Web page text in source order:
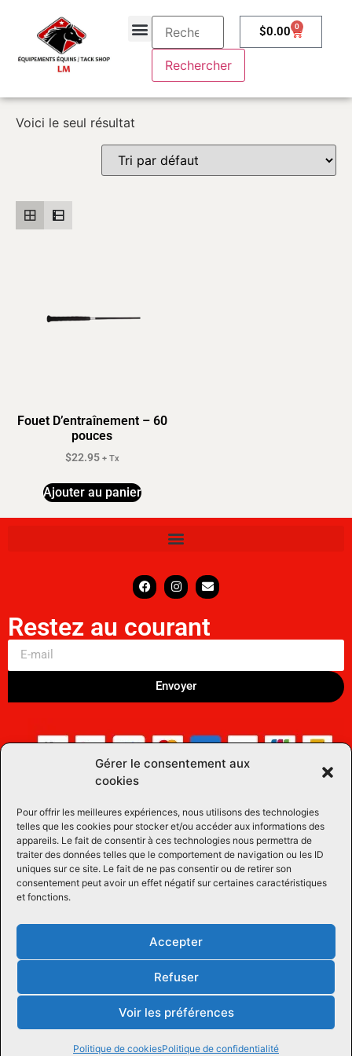
Gérer le consentement aux
cookies
Pour offrir les meilleures expériences, nous utilisons des technologies
telles que les cookies pour stocker et/ou accéder aux informations des
appareils. Le fait de consentir à ces technologies nous permettra de
traiter des données telles que le comportement de navigation ou les ID
uniques sur ce site. Le fait de ne pas consentir ou de retirer son
consentement peut avoir un effet négatif sur certaines caractéristiques
et fonctions.
Accepter
Refuser
Voir les préférences
Politique de cookiesPolitique de confidentialité
$0.00 0
Voici le seul résultat
Fouet D’entraînement – 60
pouces
$22.95 + Tx
Ajouter au panier
Restez au courant
Envoyer
| Propulsé parConcept Signature Les Pros du Web